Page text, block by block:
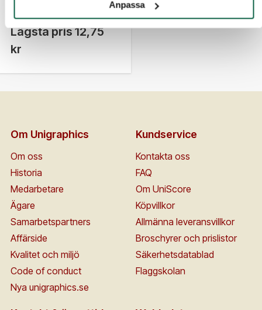
Anpassa
Logoband otryckta, Vit
Lägsta pris12,75
kr
Om Unigraphics
Om oss
Historia
Medarbetare
Ägare
Samarbetspartners
Affärside
Kvalitet och miljö
Code of conduct
Nya unigraphics.se
Kundservice
Kontakta oss
FAQ
Om UniScore
Köpvillkor
Allmänna leveransvillkor
Broschyrer och prislistor
Säkerhetsdatablad
Flaggskolan